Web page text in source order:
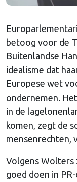
betoog voor de
Buitenlandse
idealisme dat
Europese wet
ondernemen.
in de
komen, zegt de
mensenrechten,
Volgens Wolters
goed doen in